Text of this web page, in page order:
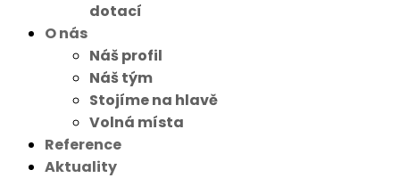
dotací
O nás
Náš profil
Náš tým
Stojíme na hlavě
Volná místa
Reference
Aktuality